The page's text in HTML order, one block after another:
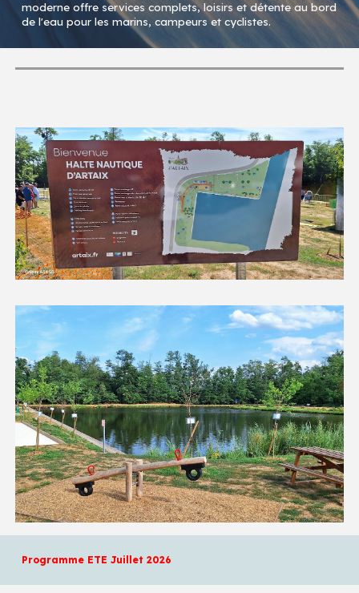
moderne offre services complets, loisirs et détente au bord
de l'eau pour les marins, campeurs et cyclistes.
Programme ETE Juillet 2026